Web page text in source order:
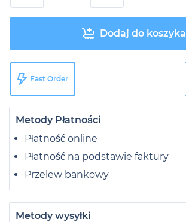
Dodaj do koszyka
Fast Order
Metody Płatności
Płatność online
Płatność na podstawie faktury
Przelew bankowy
Metody wysyłki